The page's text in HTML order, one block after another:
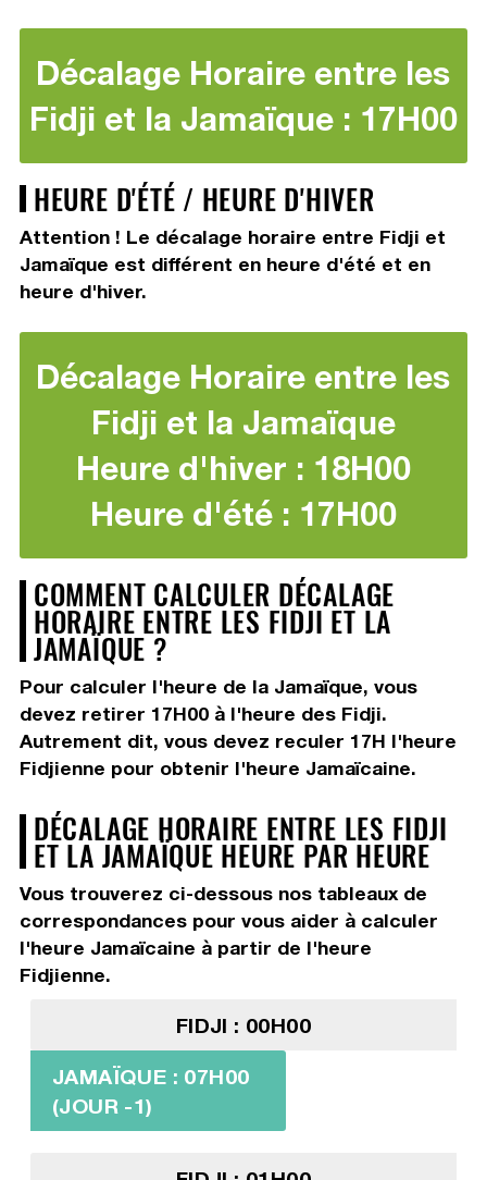
Décalage Horaire entre les
Fidji et la Jamaïque : 17H00
HEURE D'ÉTÉ / HEURE D'HIVER
Attention ! Le décalage horaire entre Fidji et
Jamaïque est différent en heure d'été et en
heure d'hiver.
Décalage Horaire entre les
Fidji et la Jamaïque
Heure d'hiver : 18H00
Heure d'été : 17H00
COMMENT CALCULER DÉCALAGE
HORAIRE ENTRE LES FIDJI ET LA
JAMAÏQUE ?
Pour calculer l'heure de la Jamaïque, vous
devez retirer 17H00à l'heure des Fidji.
Autrement dit, vous devez reculer 17H l'heure
Fidjienne pour obtenir l'heure Jamaïcaine.
DÉCALAGE HORAIRE ENTRE LES FIDJI
ET LA JAMAÏQUE HEURE PAR HEURE
Vous trouverez ci-dessous nos tableaux de
correspondances pour vous aider à calculer
l'heure Jamaïcaine à partir de l'heure
Fidjienne.
FIDJI : 00H00
JAMAÏQUE : 07H00
(JOUR -1)